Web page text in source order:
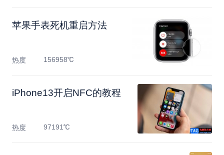
苹果手表死机重启方法
热度 156958℃
​iPhone13开启NFC的教程
热度 97191℃